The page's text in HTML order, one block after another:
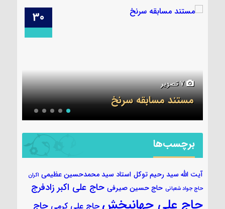
29
6 تصویر
جلسه قرآن ۷ آبان
برچسب‌ها
آیت الله سید رحیم توکل استاد سید محمدحسین عظیمی اکران
حاج جواد شعبانی حاج حسین صیرفی حاج علی اکبر زادفرج
حاج علی جهانبخش